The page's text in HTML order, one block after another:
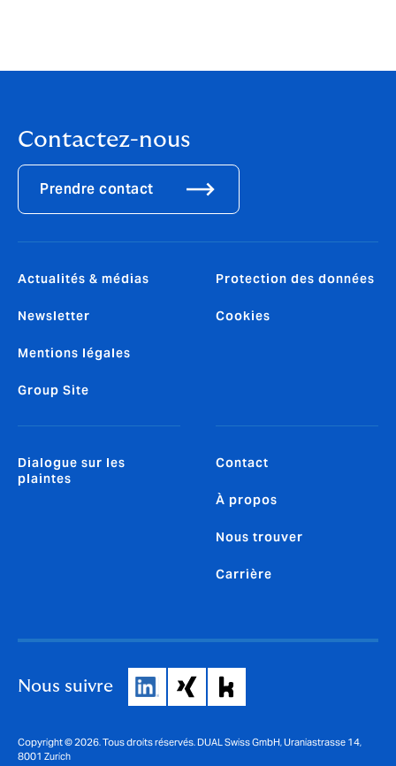
Contactez-nous
Prendre contact
Actualités & médias
Newsletter
Mentions légales
Group Site
Protection des données
Cookies
Dialogue sur les
plaintes
Contact
À propos
Nous trouver
Carrière
Nous suivre
Copyright © 2026. Tous droits réservés. DUAL Swiss GmbH, Uraniastrasse 14,
8001 Zurich